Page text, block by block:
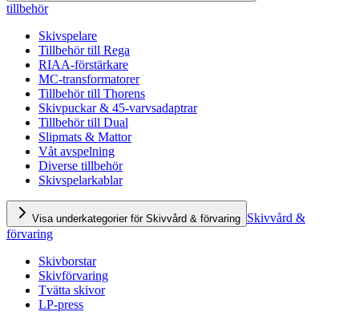
tillbehör
Skivspelare
Tillbehör till Rega
RIAA-förstärkare
MC-transformatorer
Tillbehör till Thorens
Skivpuckar & 45-varvsadaptrar
Tillbehör till Dual
Slipmats & Mattor
Våt avspelning
Diverse tillbehör
Skivspelarkablar
Visa underkategorier för Skivvård & förvaring Skivvård &
förvaring
Skivborstar
Skivförvaring
Tvätta skivor
LP-press